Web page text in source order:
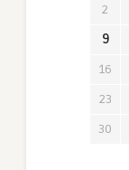
2
9
16
23
30